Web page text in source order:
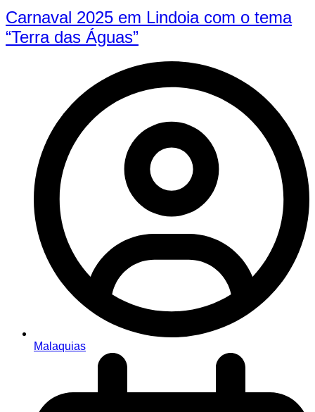
Carnaval 2025 em Lindoia com o tema
“Terra das Águas”
Malaquias